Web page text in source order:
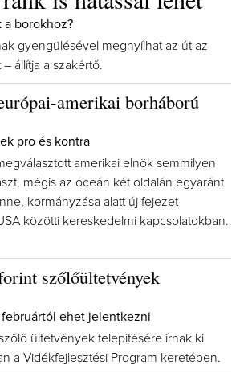
a borokhoz?
gyengülésével megnyílhat az út az
állítja a szakértő.
amerikai borháború
pro és kontra
amerikai elnök semmilyen
mégis az óceán két oldalán egyaránt
kormányzása alatt új fejezet
közötti kereskedelmi kapcsolatokban.
szőlőültetvények
ehet jelentkezni
ültetvények telepítésére írnak ki
a Vidékfejlesztési Program keretében.